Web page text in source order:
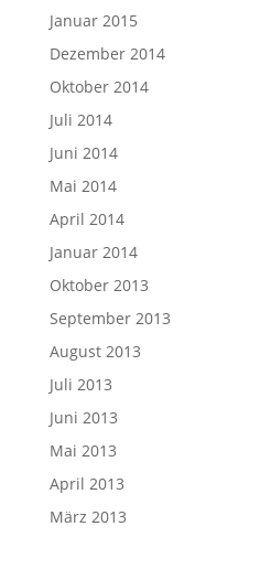
Januar 2015
Dezember 2014
Oktober 2014
Juli 2014
Juni 2014
Mai 2014
April 2014
Januar 2014
Oktober 2013
September 2013
August 2013
Juli 2013
Juni 2013
Mai 2013
April 2013
März 2013